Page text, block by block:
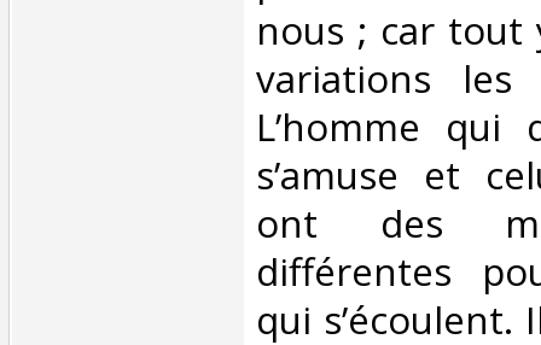
nous ; car tout
variations les
L’homme
s’amuse et
ont des
différentes
qui